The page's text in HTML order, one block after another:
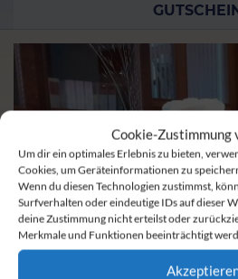
Cookie-Zustimmung
Um dir ein optimales Erlebnis zu bieten,
Cookies, um Geräteinformationen zu
Wenn du diesen Technologien zustimmst,
Surfverhalten oder eindeutige IDs auf dieser
deine Zustimmung nicht erteilst oder
Merkmale und Funktionen beeinträchtigt